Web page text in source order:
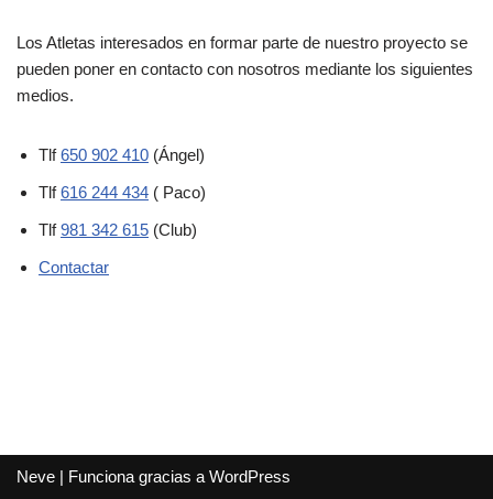
Los Atletas interesados en formar parte de nuestro proyecto se
pueden poner en contacto con nosotros mediante los siguientes
medios.
Tlf650 902 410 (Ángel)
Tlf616 244 434 ( Paco)
Tlf981 342 615 (Club)
Contactar
Neve | Funciona gracias a WordPress